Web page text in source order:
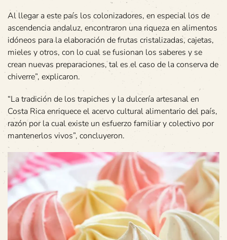
Al llegar a este país los colonizadores, en especial los de
ascendencia andaluz, encontraron una riqueza en alimentos
idóneos para la elaboración de frutas cristalizadas, cajetas,
mieles y otros, con lo cual se fusionan los saberes y se
crean nuevas preparaciones, tal es el caso de la conserva de
chiverre”, explicaron.
“La tradición de los trapiches y la dulcería artesanal en
Costa Rica enriquece el acervo cultural alimentario del país,
razón por la cual existe un esfuerzo familiar y colectivo por
mantenerlos vivos”, concluyeron.